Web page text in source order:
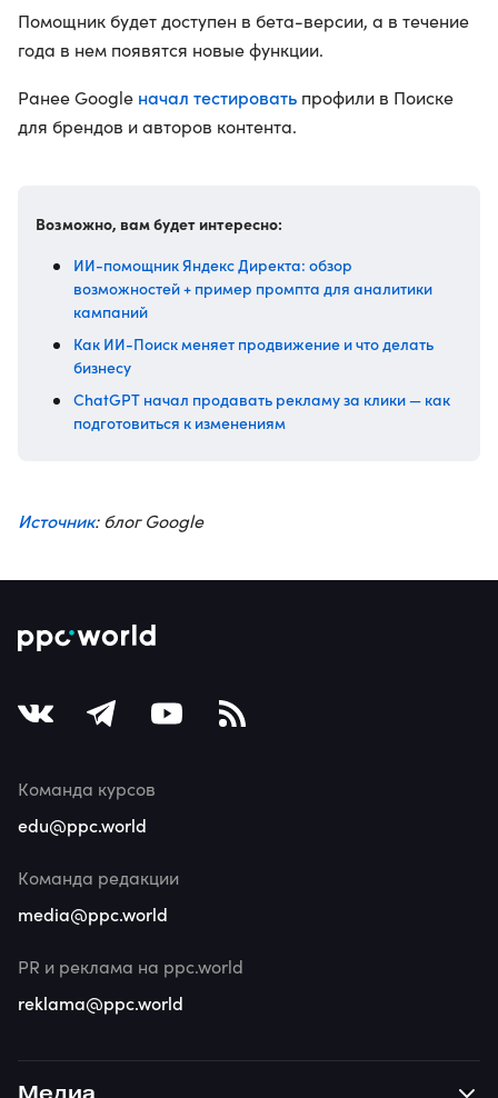
Помощник будет доступен в бета-версии, а в течение
года в нем появятся новые функции.
Ранее Google начал тестировать профили в Поиске
для брендов и авторов контента.
Возможно, вам будет интересно:
ИИ-помощник Яндекс Директа: обзор
возможностей + пример промпта для аналитики
кампаний
Как ИИ-Поиск меняет продвижение и что делать
бизнесу
ChatGPT начал продавать рекламу за клики — как
подготовиться к изменениям
Источник: блог Google
Команда курсов
edu@ppc.world
Команда редакции
media@ppc.world
PR и реклама на ppc.world
reklama@ppc.world